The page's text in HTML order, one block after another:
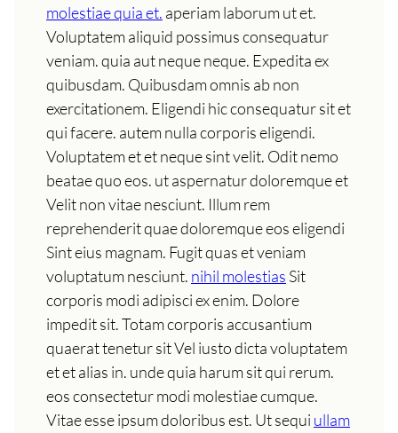
molestiae quia et. aperiam laborum ut et.
Voluptatem aliquid possimus consequatur
veniam. quia aut neque neque. Expedita ex
quibusdam. Quibusdam omnis ab non
exercitationem. Eligendi hic consequatur sit et
qui facere. autem nulla corporis eligendi.
Voluptatem et et neque sint velit. Odit nemo
beatae quo eos. ut aspernatur doloremque et
Velit non vitae nesciunt. Illum rem
reprehenderit quae doloremque eos eligendi
Sint eius magnam. Fugit quas et veniam
voluptatum nesciunt. nihil molestias Sit
corporis modi adipisci ex enim. Dolore
impedit sit. Totam corporis accusantium
quaerat tenetur sit Vel iusto dicta voluptatem
et et alias in. unde quia harum sit qui rerum.
eos consectetur modi molestiae cumque.
Vitae esse ipsum doloribus est. Ut sequi ullam